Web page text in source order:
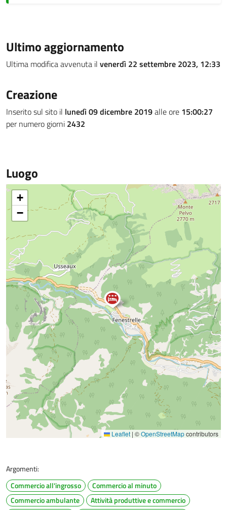
Ultimo aggiornamento
Ultima modifica avvenuta il venerdì 22 settembre 2023, 12:33
Creazione
Inserito sul sito il lunedì 09 dicembre 2019alle ore 15:00:27
per numero giorni 2432
Luogo
+
−
Leaflet | ©OpenStreetMapcontributors
Argomenti:
Commercio all'ingrosso
Commercio al minuto
Commercio ambulante
Attività produttive e commercio